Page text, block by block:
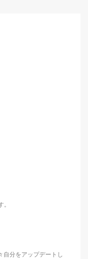
自分をアップデートし